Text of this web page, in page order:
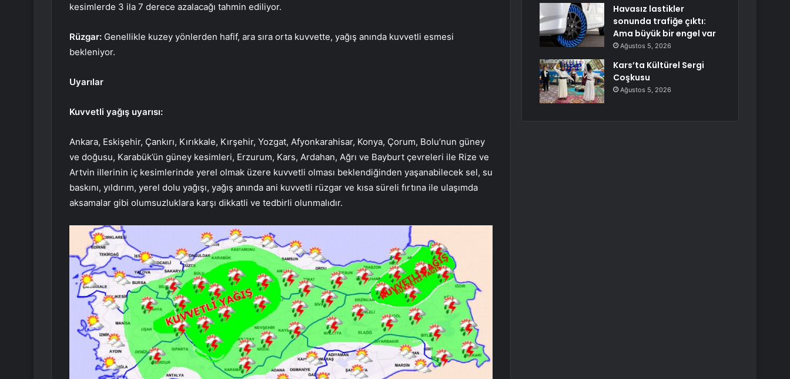
kesimlerde 3 ila 7 derece azalacağı tahmin ediliyor.
Rüzgar: Genellikle kuzey yönlerden hafif, ara sıra orta kuvvette, yağış anında kuvvetli esmesi
bekleniyor.
Uyarılar
Kuvvetli yağış uyarısı:
Ankara, Eskişehir, Çankırı, Kırıkkale, Kırşehir, Yozgat, Afyonkarahisar, Konya, Çorum, Bolu’nun güney
ve doğusu, Karabük’ün güney kesimleri, Erzurum, Kars, Ardahan, Ağrı ve Bayburt çevreleri ile Rize ve
Artvin illerinin iç kesimlerinde yerel olmak üzere kuvvetli olması beklendiğinden yaşanabilecek sel, su
baskını, yıldırım, yerel dolu yağışı, yağış anında ani kuvvetli rüzgar ve kısa süreli fırtına ile ulaşımda
aksamalar gibi olumsuzluklara karşı dikkatli ve tedbirli olunmalıdır.
Havasız lastikler
sonunda trafiğe çıktı:
Ama büyük bir engel var
Ağustos 5, 2026
Kars’ta Kültürel Sergi
Coşkusu
Ağustos 5, 2026